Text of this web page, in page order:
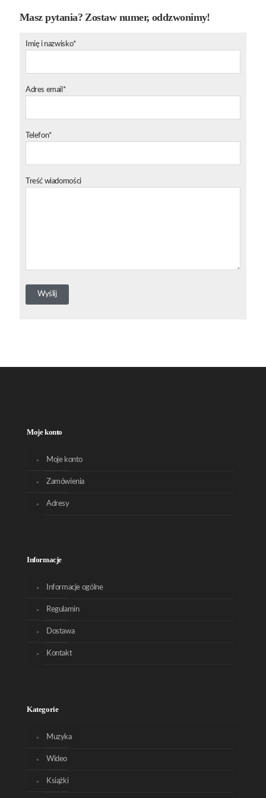
Masz pytania? Zostaw numer, oddzwonimy!
Imię i nazwisko*
Adres email*
Telefon*
Treść wiadomości
Moje konto
Moje konto
Zamówienia
Adresy
Informacje
Informacje ogólne
Regulamin
Dostawa
Kontakt
Kategorie
Muzyka
Wideo
Książki